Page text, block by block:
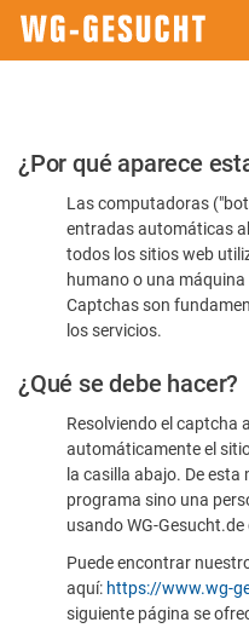
Por
favor,
confirme
humano
¿Por qué aparece
Las computadoras
entradas automáticas
todos los sitios web
humano o una
Captchas son
los servicios.
¿Qué se debe hacer?
Resolviendo el captcha
automáticamente el
la casilla abajo. De
programa sino una
usando WG-
Puede encontrar
aquí: https://www.wg-
siguiente página se